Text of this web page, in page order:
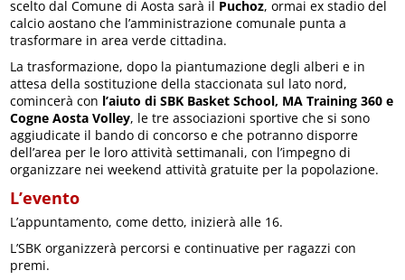
scelto dal Comune di Aosta sarà il Puchoz, ormai ex stadio del
calcio aostano che l’amministrazione comunale punta a
trasformare in area verde cittadina.
La trasformazione, dopo la piantumazione degli alberi e in
attesa della sostituzione della staccionata sul lato nord,
comincerà con l’aiuto di SBK Basket School, MA Training 360 e
Cogne Aosta Volley, le tre associazioni sportive che si sono
aggiudicate il bando di concorso e che potranno disporre
dell’area per le loro attività settimanali, con l’impegno di
organizzare nei weekend attività gratuite per la popolazione.
L’evento
L’appuntamento, come detto, inizierà alle 16.
L’SBK organizzerà percorsi e continuative per ragazzi con
premi.